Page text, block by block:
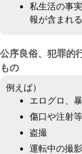
私生活の事
報が含まれ
公序良俗、犯罪的
もの
例えば）
エログロ、
傷口や注射
盗撮
運転中の撮影